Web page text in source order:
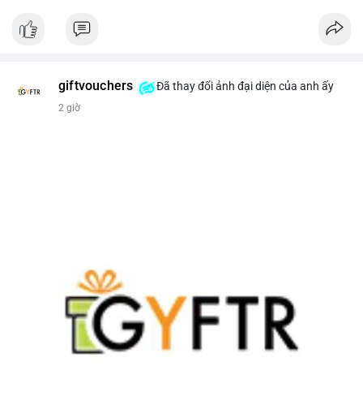
giftvouchers Đã thay đổi ảnh đại diện của anh ấy
2 giờ